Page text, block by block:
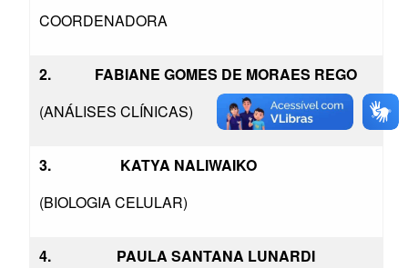
COORDENADORA
2. FABIANE GOMES DE MORAES REGO
(ANÁLISES CLÍNICAS)
3.
KATYA NALIWAIKO
(BIOLOGIA CELULAR)
4. PAULA SANTANA LUNARDI